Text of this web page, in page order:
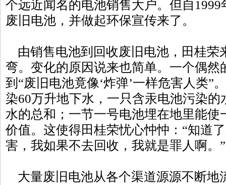
个远近闻名的电池销售大户。但自
废旧电池，并做起环保宣传来了。
由销售电池到回收废旧电池，田桂荣
弯。变化的原因说来也简单。一个偶然
到“废旧电池竟像‘炸弹’一样危害人类”
染60万升地下水，一只含汞电池污染
水的总和；一节一号电池埋在地里能使
价值。这使得田桂荣忧心忡忡：“知道
害，我如果不去回收，我就是罪人啊。”
大量废旧电池从各个渠道源源不断地